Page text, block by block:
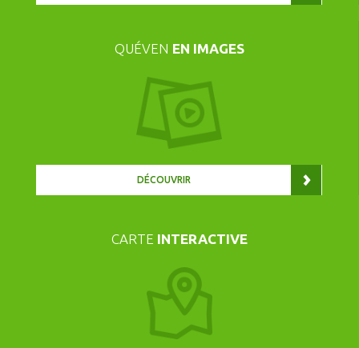
QUÉVEN EN IMAGES
DÉCOUVRIR
CARTE INTERACTIVE